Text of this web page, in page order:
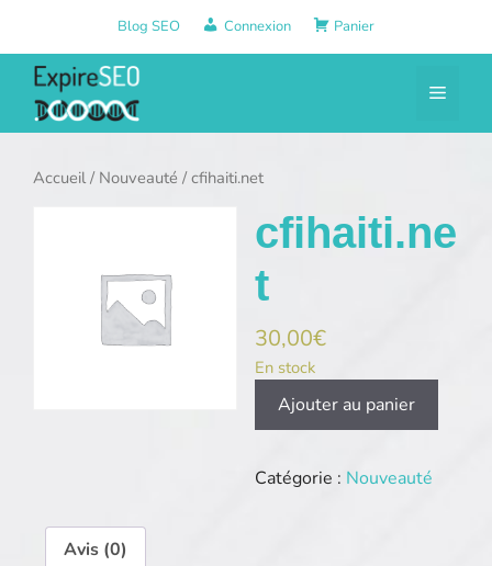
contenu
Blog SEO Connexion Panier
Menu
Accueil/ Nouveauté / cfihaiti.net
cfihaiti.ne
t
30,00€
En stock
quantité
Ajouter au panier
Catégorie : Nouveauté
Avis (0)